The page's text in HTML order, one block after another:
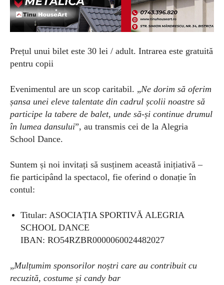
Prețul unui bilet este 30 lei / adult. Intrarea este gratuită
pentru copii
Evenimentul are un scop caritabil. „Ne dorim să oferim
șansa unei eleve talentate din cadrul școlii noastre să
participe la tabere de balet, unde să-și continue drumul
în lumea dansului”, au transmis cei de la Alegria
School Dance.
Suntem și noi invitați să susținem această inițiativă –
fie participând la spectacol, fie oferind o donație în
contul:
Titular: ASOCIAȚIA SPORTIVĂ ALEGRIA
SCHOOL DANCE
IBAN: RO54RZBR0000060024482027
„Mulțumim sponsorilor noștri care au contribuit cu
recuzită, costume și candy bar